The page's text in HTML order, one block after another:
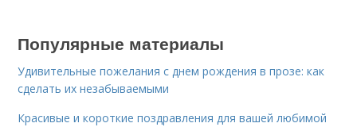
Популярные материалы
Удивительные пожелания с днем рождения в прозе: как
сделать их незабываемыми
Красивые и короткие поздравления для вашей любимой